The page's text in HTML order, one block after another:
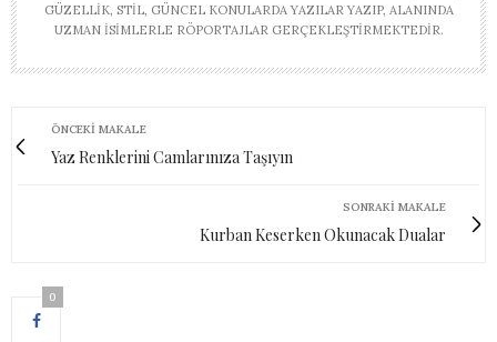
GÜZELLIK, STIL, GÜNCEL KONULARDA YAZILAR YAZIP, ALANINDA
UZMAN ISIMLERLE RÖPORTAJLAR GERÇEKLEŞTIRMEKTEDIR.
ÖNCEKI MAKALE
Yaz Renklerini Camlarınıza Taşıyın
SONRAKI MAKALE
Kurban Keserken Okunacak Dualar
0